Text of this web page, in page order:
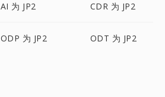
AI 为 JP2 CDR 为 JP2
ODP 为 JP2 ODT 为 JP2